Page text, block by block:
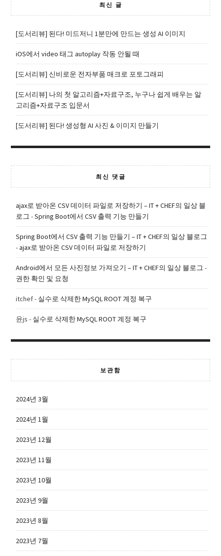
최신 글
[도서리뷰] 된다! 미드저니 1분만에 만드는 생성 AI 이미지
iOS에서 video 태그 autoplay 작동 안될 때
[도서리뷰] 신비로운 전자부품 매크로 포토그래피
[도서리뷰] 나의 첫 알고리즘+자료구조, 누구나 쉽게 배우는 알
고리즘+자료구조 입문서
[도서리뷰] 된다! 생성형 AI 사진 & 이미지 만들기
최신 댓글
ajax로 받아온 CSV 데이터 파일로 저장하기 – IT + CHEF의 일상 블
로그 -Spring Boot에서 CSV 출력 기능 만들기
Spring Boot에서 CSV 출력 기능 만들기 – IT + CHEF의 일상 블로그
-ajax로 받아온 CSV 데이터 파일로 저장하기
Android에서 모든 사진정보 가져오기 – IT + CHEF의 일상 블로그 -
권한 확인 및 요청
itchef- 실수로 삭제한 MySQL ROOT 계정 복구
윤js - 실수로 삭제한 MySQL ROOT 계정 복구
보관함
2024년 3월
2024년 1월
2023년 12월
2023년 11월
2023년 10월
2023년 9월
2023년 8월
2023년 7월